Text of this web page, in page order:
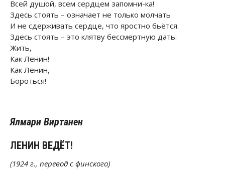
Всей душой, всем сердцем запомни-ка!
Здесь стоять – означает не только молчать
И не сдерживать сердце, что яростно бьётся.
Здесь стоять – это клятву бессмертную дать:
Жить,
Как Ленин!
Как Ленин,
Бороться!
Ялмари Виртанен
ЛЕНИН ВЕДЁТ!
(1924 г., перевод с финского)